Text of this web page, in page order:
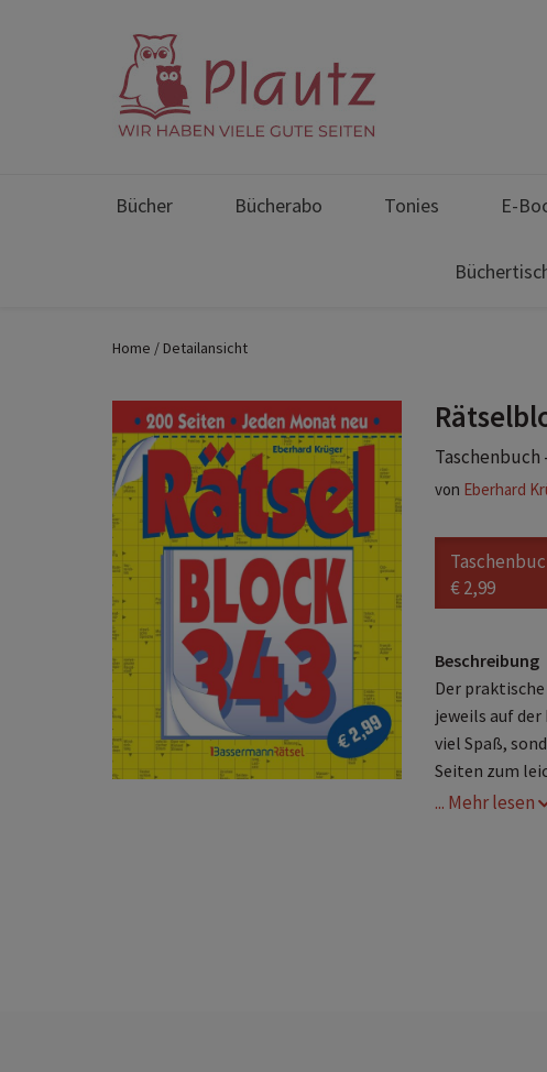
Bücher Bücherabo Tonies E-
Home Detailansicht
Taschenbuch
von Eberhard
€ 2,99
Beschreibung
Der
jeweils auf
viel Spaß,
Seiten zum
... Mehr lesen